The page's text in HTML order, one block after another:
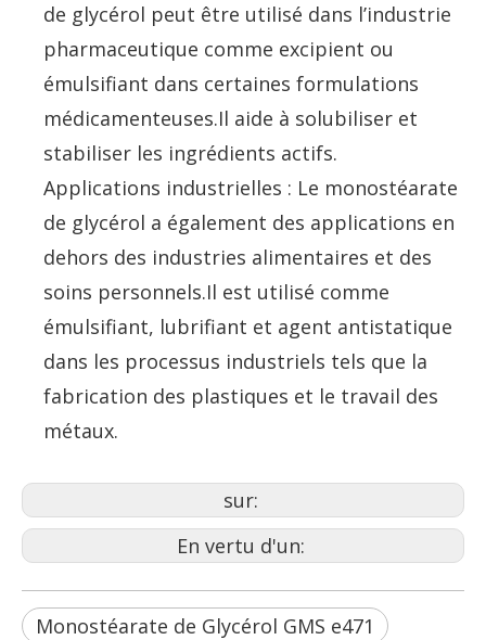
de glycérol peut être utilisé dans l’industrie
pharmaceutique comme excipient ou
émulsifiant dans certaines formulations
médicamenteuses.Il aide à solubiliser et
stabiliser les ingrédients actifs.
Applications industrielles : Le monostéarate
de glycérol a également des applications en
dehors des industries alimentaires et des
soins personnels.Il est utilisé comme
émulsifiant, lubrifiant et agent antistatique
dans les processus industriels tels que la
fabrication des plastiques et le travail des
métaux.
sur:
En vertu d'un:
Monostéarate de Glycérol GMS e471